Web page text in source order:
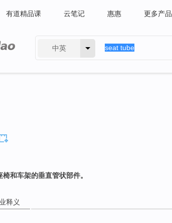
有道精品课 云笔记 惠惠 更多产品
中英
和车架的垂直管状部件。
释义